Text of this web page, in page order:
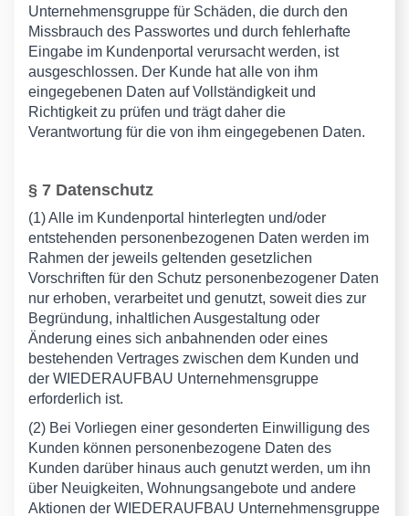
Unternehmensgruppe für Schäden, die durch den
Missbrauch des Passwortes und durch fehlerhafte
Eingabe im Kundenportal verursacht werden, ist
ausgeschlossen. Der Kunde hat alle von ihm
eingegebenen Daten auf Vollständigkeit und
Richtigkeit zu prüfen und trägt daher die
Verantwortung für die von ihm eingegebenen Daten.
§ 7 Datenschutz
(1) Alle im Kundenportal hinterlegten und/oder
entstehenden personenbezogenen Daten werden im
Rahmen der jeweils geltenden gesetzlichen
Vorschriften für den Schutz personenbezogener Daten
nur erhoben, verarbeitet und genutzt, soweit dies zur
Begründung, inhaltlichen Ausgestaltung oder
Änderung eines sich anbahnenden oder eines
bestehenden Vertrages zwischen dem Kunden und
der WIEDERAUFBAU Unternehmensgruppe
erforderlich ist.
(2) Bei Vorliegen einer gesonderten Einwilligung des
Kunden können personenbezogene Daten des
Kunden darüber hinaus auch genutzt werden, um ihn
über Neuigkeiten, Wohnungsangebote und andere
Aktionen der WIEDERAUFBAU Unternehmensgruppe